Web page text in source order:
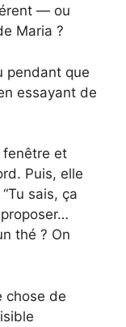
— ou
Maria ?
pendant que
essayant de
fenêtre et
Puis, elle
sais, ça
thé ? On
chose de